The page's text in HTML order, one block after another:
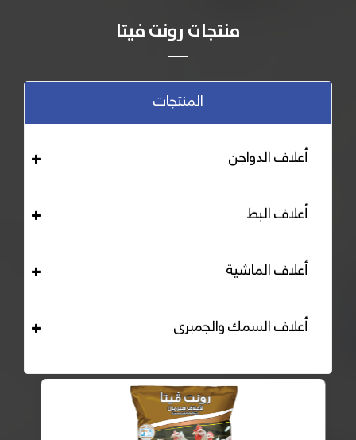
منتجات رونت فيتا
المنتجات
أعلاف الدواجن
أعلاف البط
أعلاف الماشية
أعلاف السمك والجمبرى